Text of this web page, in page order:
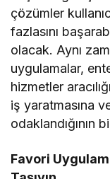
çözümler
fazlasını
olacak. Aynı
uygulamalar,
hizmetler
iş yaratmasına
odaklandığının
Favori